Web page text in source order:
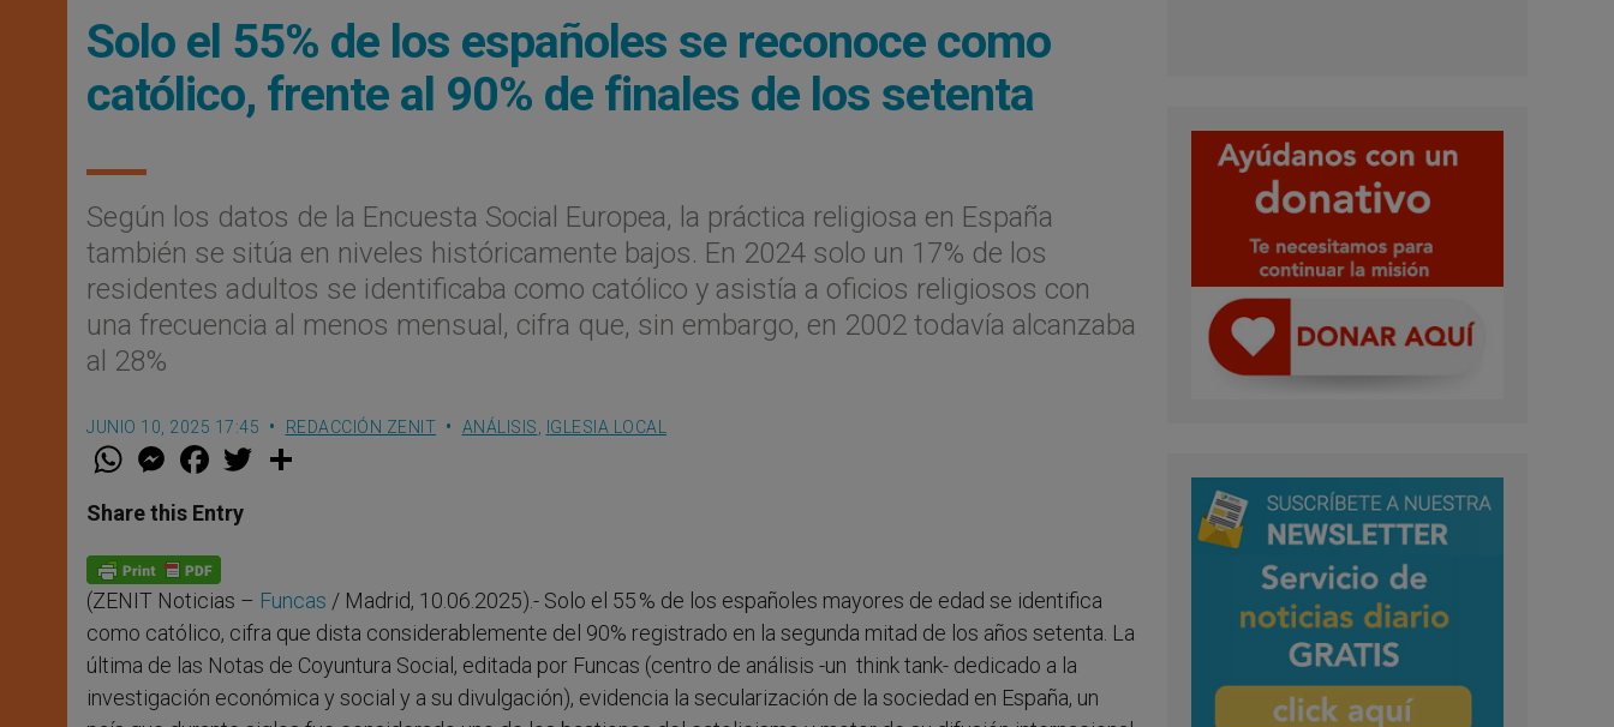
Solo el 55% de los españoles se reconoce como
católico, frente al 90% de finales de los setenta
Según los datos de la Encuesta Social Europea, la práctica religiosa en España
también se sitúa en niveles históricamente bajos. En 2024 solo un 17% de los
residentes adultos se identificaba como católico y asistía a oficios religiosos con
una frecuencia al menos mensual, cifra que, sin embargo, en 2002 todavía alcanzaba
al 28%
JUNIO 10, 2025 17:45 REDACCIÓN ZENIT ANÁLISIS IGLESIA LOCAL
W
t
s
p
p
M
e
s
e
g
e
r
F
a
e
b
o
k
w
Share this Entry
(ZENIT Noticias – Funcas / Madrid, 10.06.2025).- Solo el 55 % de los españoles mayores de edad se identifica
como católico, cifra que dista considerablemente del 90% registrado en la segunda mitad de los años setenta. La
última de las Notas de Coyuntura Social, editada por Funcas (centro de análisis -un think tank- dedicado a la
investigación económica y social y a su divulgación), evidencia la secularización de la sociedad en España, un